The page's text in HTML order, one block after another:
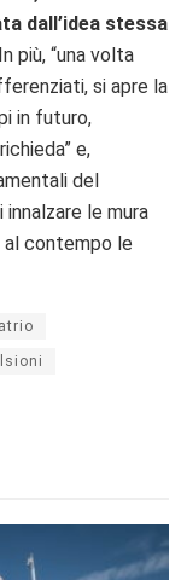
dall’idea stessa
più, “una volta
si apre la
in futuro,
e,
del
le mura
al contempo le